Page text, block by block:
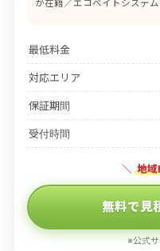
が在籍／エコベイトシステ
最低料金
対応エリア
保証期間
受付時間
＼ 地域
無料で見
※公式